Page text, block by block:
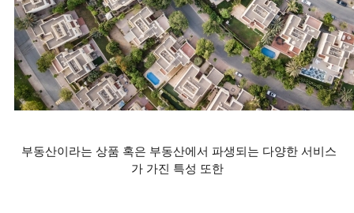
부동산이라는 상품 혹은 부동산에서 파생되는 다양한 서비스
가 가진 특성 또한